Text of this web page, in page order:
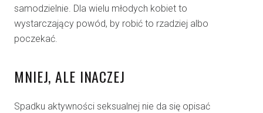
samodzielnie. Dla wielu młodych kobiet to
wystarczający powód, by robić to rzadziej albo
poczekać.
MNIEJ, ALE INACZEJ
Spadku aktywności seksualnej nie da się opisać